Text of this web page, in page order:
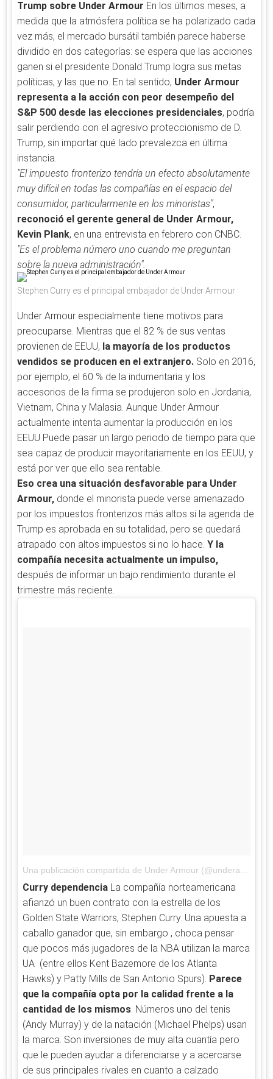
Trump sobre Under Armour En los últimos meses, a
medida que la atmósfera política se ha polarizado cada
vez más, el mercado bursátil también parece haberse
dividido en dos categorías: se espera que las acciones
ganen si el presidente Donald Trump logra sus metas
políticas, y las que no. En tal sentido, Under Armour
representa a la acción con peor desempeño del
S&P 500 desde las elecciones presidenciales, podría
salir perdiendo con el agresivo proteccionismo de D.
Trump, sin importar qué lado prevalezca en última
instancia.
"El impuesto fronterizo tendría un efecto absolutamente
muy difícil en todas las compañías en el espacio del
consumidor, particularmente en los minoristas",
reconoció el gerente general de Under Armour,
Kevin Plank, en una entrevista en febrero con CNBC.
"Es el problema número uno cuando me preguntan
sobre la nueva administración".
Stephen Curry es el principal embajador de Under Armour
Under Armour especialmente tiene motivos para
preocuparse. Mientras que el 82 % de sus ventas
provienen de EEUU, la mayoría de los productos
vendidos se producen en el extranjero. Solo en 2016,
por ejemplo, el 60 % de la indumentaria y los
accesorios de la firma se produjeron solo en Jordania,
Vietnam, China y Malasia. Aunque Under Armour
actualmente intenta aumentar la producción en los
EEUU Puede pasar un largo periodo de tiempo para que
sea capaz de producir mayoritariamente en los EEUU, y
está por ver que ello sea rentable.
Eso crea una situación desfavorable para Under
Armour, donde el minorista puede verse amenazado
por los impuestos fronterizos más altos si la agenda de
Trump es aprobada en su totalidad, pero se quedará
atrapado con altos impuestos si no lo hace. Y la
compañía necesita actualmente un impulso,
después de informar un bajo rendimiento durante el
trimestre más reciente.
Una publicación compartida de Under Armour (@underarmour)
Curry dependencia La compañía norteamericana
afianzó un buen contrato con la estrella de los
Golden State Warriors, Stephen Curry. Una apuesta a
caballo ganador que, sin embargo , choca pensar
que pocos más jugadores de la NBA utilizan la marca
UA (entre ellos Kent Bazemore de los Atlanta
Hawks) y Patty Mills de San Antonio Spurs). Parece
que la compañía opta por la calidad frente a la
cantidad de los mismos. Números uno del tenis
(Andy Murray) y de la natación (Michael Phelps) usan
la marca. Son inversiones de muy alta cuantía pero
que le pueden ayudar a diferenciarse y a acercarse
de sus principales rivales en cuanto a calzado